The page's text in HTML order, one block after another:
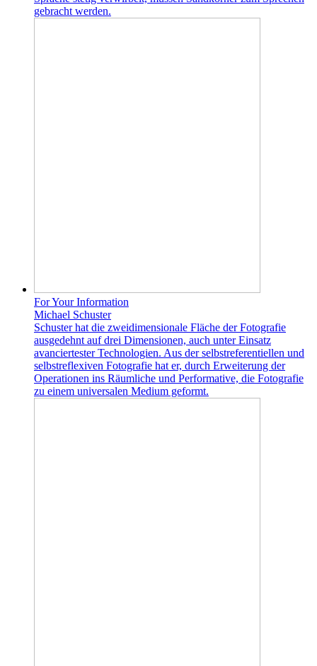
gebracht werden.
For Your Information
Michael Schuster
Schuster hat die zweidimensionale Fläche der Fotografie
ausgedehnt auf drei Dimensionen, auch unter Einsatz
avanciertester Technologien. Aus der selbstreferentiellen und
selbstreflexiven Fotografie hat er, durch Erweiterung der
Operationen ins Räumliche und Performative, die Fotografie
zu einem universalen Medium geformt.